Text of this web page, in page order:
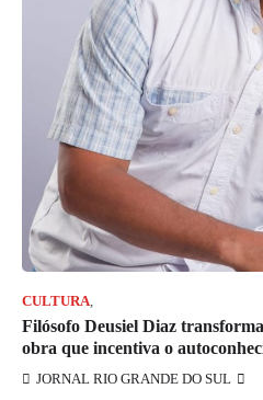
CULTURA,
Filósofo Deusiel Diaz
obra que incentiva o
JORNAL RIO GRANDE DO SUL